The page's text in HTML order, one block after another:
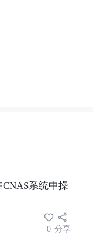
系统中操
0 分享